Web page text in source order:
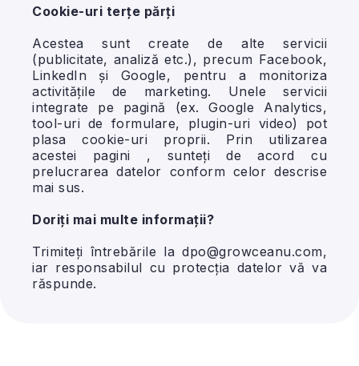
Cookie-uri terțe părți
Acestea sunt create de alte servicii
(publicitate, analiză etc.), precum Facebook,
LinkedIn și Google, pentru a monitoriza
activitățile de marketing. Unele servicii
integrate pe pagină (ex. Google Analytics,
tool-uri de formulare, plugin-uri video) pot
plasa cookie-uri proprii. Prin utilizarea
acestei pagini , sunteți de acord cu
prelucrarea datelor conform celor descrise
mai sus.
Doriți mai multe informații?
Trimiteți întrebările la dpo@growceanu.com,
iar responsabilul cu protecția datelor vă va
răspunde.